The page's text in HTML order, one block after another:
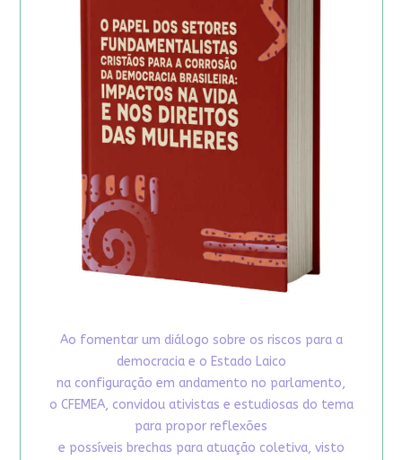
Ao fomentar um diálogo sobre os riscos para a
democracia e o Estado Laico
na configuração em andamento no parlamento,
o CFEMEA, convidou ativistas e estudiosas do tema
para propor reflexões
e possíveis brechas para atuação coletiva, visto